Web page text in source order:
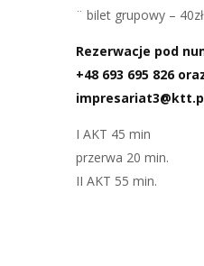
¨ bilet grupowy – 40zł
Rezerwacje pod
+48 693 695 826
I AKT 45 min
przerwa 20 min.
II AKT 55 min.